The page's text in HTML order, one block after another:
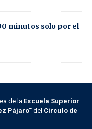
minutos solo por el
de la Escuela Superior
Pájaro" del Círculo de